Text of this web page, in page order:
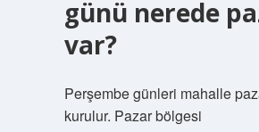
günü nerede
var?
Perşembe günleri mahalle
kurulur. Pazar bölgesi